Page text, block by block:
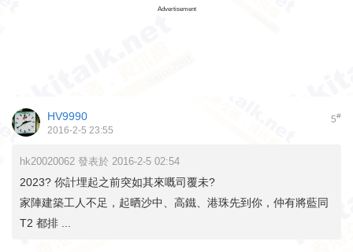
Advertisement
5#
HV9990
2016-2-5 23:55
hk20020062 發表於 2016-2-5 02:54
2023? 你計埋起之前突如其來嘅司覆未?
家陣建築工人不足，起晒沙中、高鐵、港珠先到你，仲有將藍同
T2 都排 ...